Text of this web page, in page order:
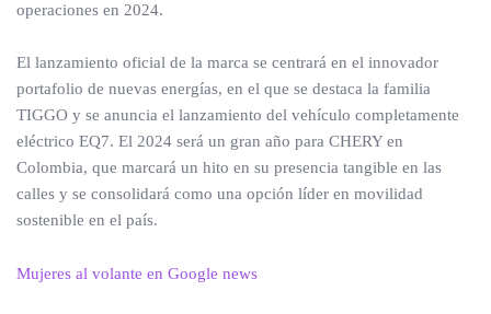
operaciones en 2024.
El lanzamiento oficial de la marca se centrará en el innovador
portafolio de nuevas energías, en el que se destaca la familia
TIGGO y se anuncia el lanzamiento del vehículo completamente
eléctrico EQ7. El 2024 será un gran año para CHERY en
Colombia, que marcará un hito en su presencia tangible en las
calles y se consolidará como una opción líder en movilidad
sostenible en el país.
Mujeres al volante en Google news